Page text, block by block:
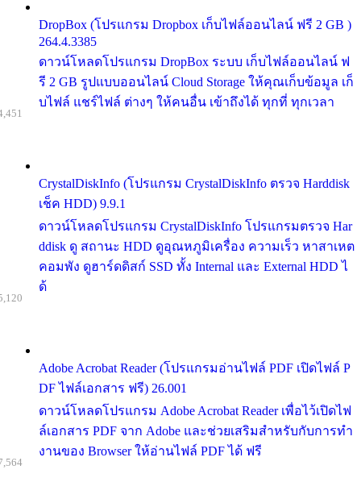
DropBox (โปรแกรม Dropbox เก็บไฟล์ออนไลน์ ฟรี 2 GB )
264.4.3385
ดาวน์โหลดโปรแกรม DropBox ระบบ เก็บไฟล์ออนไลน์ ฟ
รี 2 GB รูปแบบออนไลน์ Cloud Storage ให้คุณเก็บข้อมูล เก็
บไฟล์ แชร์ไฟล์ ต่างๆ ให้คนอื่น เข้าถึงได้ ทุกที่ ทุกเวลา
CrystalDiskInfo (โปรแกรม CrystalDiskInfo ตรวจ Harddisk
เช็ค HDD) 9.9.1
ดาวน์โหลดโปรแกรม CrystalDiskInfo โปรแกรมตรวจ Har
ddisk ดู สถานะ HDD ดูอุณหภูมิเครื่อง ความเร็ว หาสาเหต
คอมพัง ดูฮาร์ดดิสก์ SSD ทั้ง Internal และ External HDD ไ
ด้
Adobe Acrobat Reader (โปรแกรมอ่านไฟล์ PDF เปิดไฟล์ P
DF ไฟล์เอกสาร ฟรี) 26.001
ดาวน์โหลดโปรแกรม Adobe Acrobat Reader เพื่อไว้เปิดไฟ
ล์เอกสาร PDF จาก Adobe และช่วยเสริมสำหรับกับการทำ
งานของ Browser ให้อ่านไฟล์ PDF ได้ ฟรี